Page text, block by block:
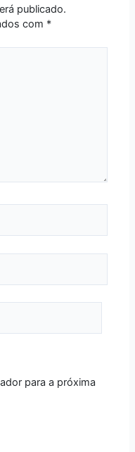
publicado.
com *
para a próxima